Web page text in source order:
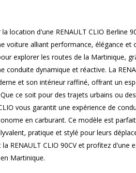
location d'une RENAULT CLIO Berline
voiture alliant performance, élégance
explorer les routes de la Martinique,
conduite dynamique et réactive. La
et son intérieur raffiné, offrant un
ce soit pour des trajets urbains ou
vous garantit une expérience de
en carburant. Ce modèle est
pratique et stylé pour leurs
RENAULT CLIO 90CV et profitez d'une
Martinique.